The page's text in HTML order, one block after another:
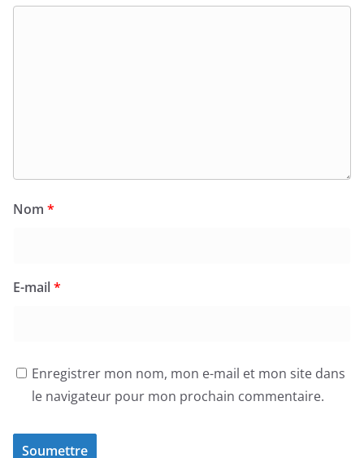
Nom *
E-mail*
Enregistrer mon nom, mon e-mail et mon site dans
le navigateur pour mon prochain commentaire.